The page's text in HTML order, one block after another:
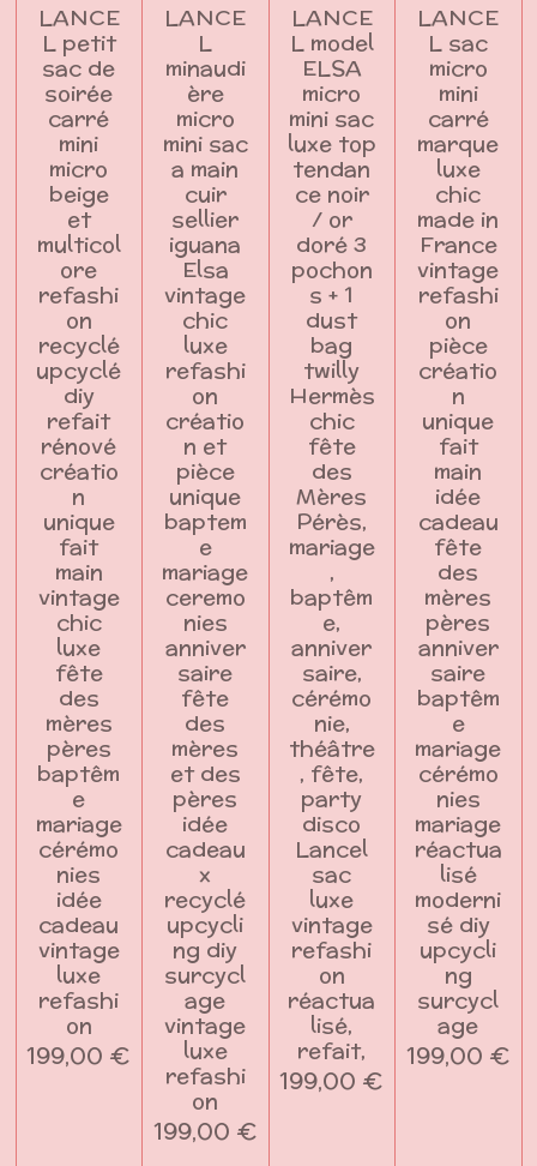
LANCE
L petit
sac de
soirée
carré
mini
micro
beige
et
multicol
ore
refashi
on
recyclé
upcyclé
diy
refait
rénové
créatio
n
unique
fait
main
vintage
chic
luxe
fête
des
mères
pères
baptêm
e
mariage
cérémo
nies
idée
cadeau
vintage
luxe
refashi
on
199,00 €
LANCE
L
minaudi
ère
micro
mini sac
a main
cuir
sellier
iguana
Elsa
vintage
chic
luxe
refashi
on
créatio
n et
pièce
unique
baptem
e
mariage
ceremo
nies
anniver
saire
fête
des
mères
et des
pères
idée
cadeau
x
recyclé
upcycli
ng diy
surcycl
age
vintage
luxe
refashi
on
199,00 €
LANCE
L model
ELSA
micro
mini sac
luxe top
tendan
ce noir
/ or
doré 3
pochon
s + 1
dust
bag
twilly
Hermès
chic
fête
des
Mères
Pérès,
mariage
,
baptêm
e,
anniver
saire,
cérémo
nie,
théâtre
, fête,
party
disco
Lancel
sac
luxe
vintage
refashi
on
réactua
lisé,
refait,
199,00 €
LANCE
L sac
micro
mini
carré
marque
luxe
chic
made in
France
vintage
refashi
on
pièce
créatio
n
unique
fait
main
idée
cadeau
fête
des
mères
pères
anniver
saire
baptêm
e
mariage
cérémo
nies
mariage
réactua
lisé
moderni
sé diy
upcycli
ng
surcycl
age
199,00 €